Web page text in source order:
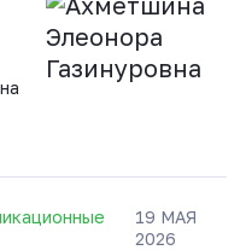
19 МАЯ
2026